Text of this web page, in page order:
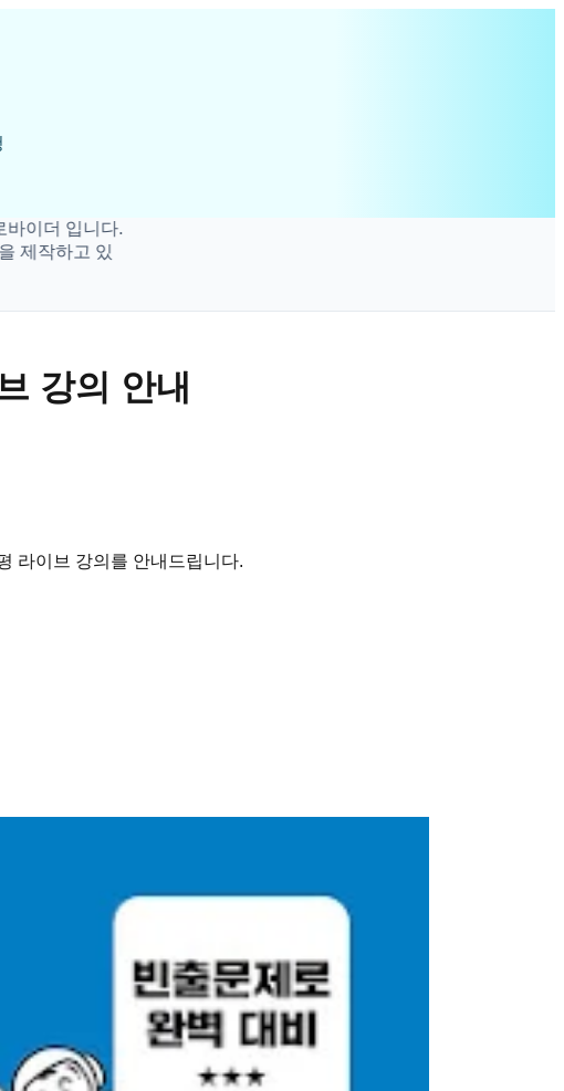
니다.
고 있
강의 안내
라이브 강의를 안내드립니다.